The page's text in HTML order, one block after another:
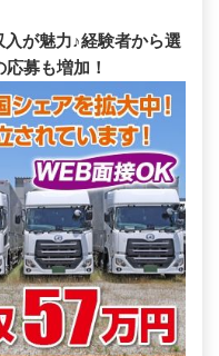
が魅力♪経験者から選
募も増加！